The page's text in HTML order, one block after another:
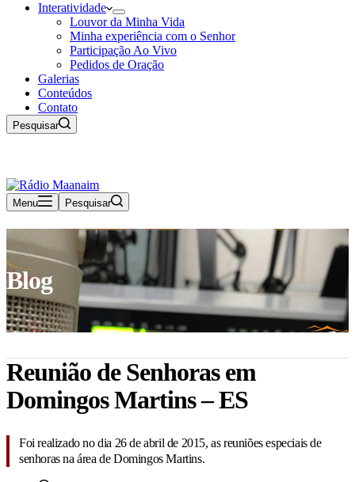
Interatividade
Louvor da Minha Vida
Minha experiência com o Senhor
Participação Ao Vivo
Pedidos de Oração
Galerias
Conteúdos
Contato
Pesquisar
Menu
Pesquisar
Blog
Reunião de Senhoras em
Domingos Martins – ES
Foi realizado no dia 26 de abril de 2015, as reuniões especiais de
senhoras na área de Domingos Martins.